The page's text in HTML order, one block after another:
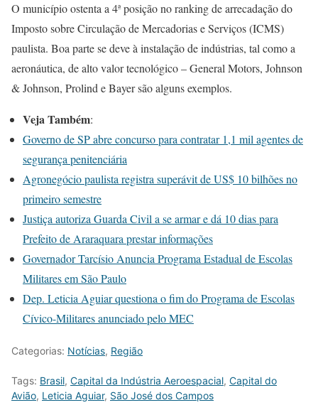
O município ostenta a 4ª posição no ranking de arrecadação do
Imposto sobre Circulação de Mercadorias e Serviços (ICMS)
paulista. Boa parte se deve à instalação de indústrias, tal como a
aeronáutica, de alto valor tecnológico – General Motors, Johnson
& Johnson, Prolind e Bayer são alguns exemplos.
Veja Também:
Governo de SP abre concurso para contratar 1,1 mil agentes de
segurança penitenciária
Agronegócio paulista registra superávit de US$ 10 bilhões no
primeiro semestre
Justiça autoriza Guarda Civil a se armar e dá 10 dias para
Prefeito de Araraquara prestar informações
Governador Tarcísio Anuncia Programa Estadual de Escolas
Militares em São Paulo
Dep. Leticia Aguiar questiona o fim do Programa de Escolas
Cívico-Militares anunciado pelo MEC
Categorias: Notícias, Região
Tags: Brasil, Capital da Indústria Aeroespacial, Capital do
Avião, Leticia Aguiar, São José dos Campos